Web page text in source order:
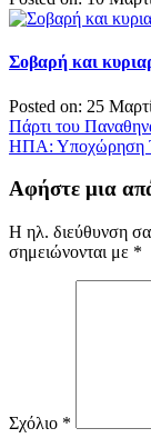
Σοβαρή και
Posted on: 25
Πλοήγηση
άρθρων
Πάρτι του
ΗΠΑ: Υποχώρηση
Αφήστε μια
Η ηλ. διεύθυνση
σημειώνονται με *
Σχόλιο *